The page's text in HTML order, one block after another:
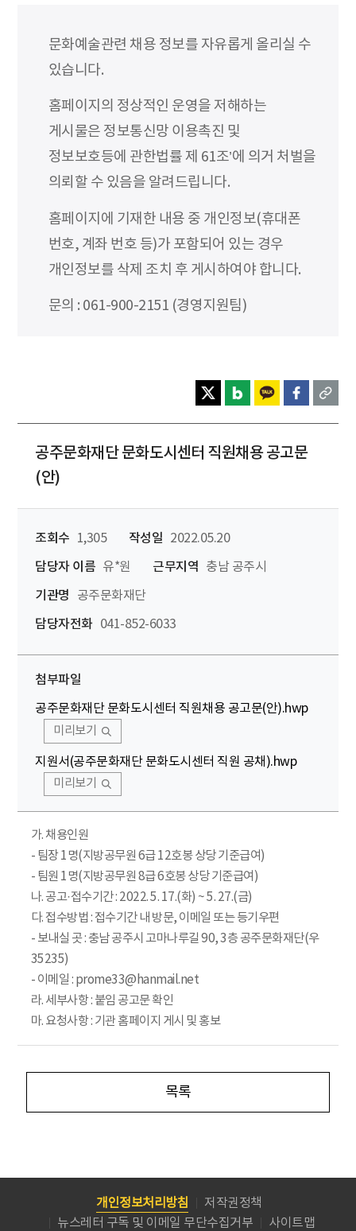
문화예술관련 채용 정보를 자유롭게 올리실 수
있습니다.
홈페이지의 정상적인 운영을 저해하는
게시물은 정보통신망 이용촉진 및
정보보호등에 관한법률 제 61조’에 의거 처벌을
의뢰할 수 있음을 알려드립니다.
홈페이지에 기재한 내용 중 개인정보(휴대폰
번호, 계좌 번호 등)가 포함되어 있는 경우
개인정보를 삭제 조치 후 게시하여야 합니다.
문의 : 061-900-2151 (경영지원팀)
공주문화재단 문화도시센터 직원채용 공고문
(안)
조회수 1,305 작성일
2022.05.20
담당자 이름 유*원 근무지역
충남 공주시
기관명
공주문화재단
담당자전화 041-852-6033
첨부파일
공주문화재단 문화도시센터 직원채용 공고문(안).hwp
미리보기
지원서(공주문화재단 문화도시센터 직원 공채).hwp
미리보기
가. 채용인원
- 팀장 1명(지방공무원 6급 12호봉 상당 기준급여)
- 팀원 1명(지방공무원 8급 6호봉 상당 기준급여)
나. 공고·접수기간 : 2022. 5. 17.(화) ~ 5. 27.(금)
다. 접수방법 : 접수기간 내 방문, 이메일 또는 등기우편
- 보내실 곳 : 충남 공주시 고마나루길 90, 3층 공주문화재단(우
35235)
- 이메일 : prome33@hanmail.net
라. 세부사항 : 붙임 공고문 확인
마. 요청사항 : 기관 홈페이지 게시 및 홍보
목록
개인정보처리방침
저작권정책
뉴스레터 구독 및 이메일 무단수집거부
사이트맵